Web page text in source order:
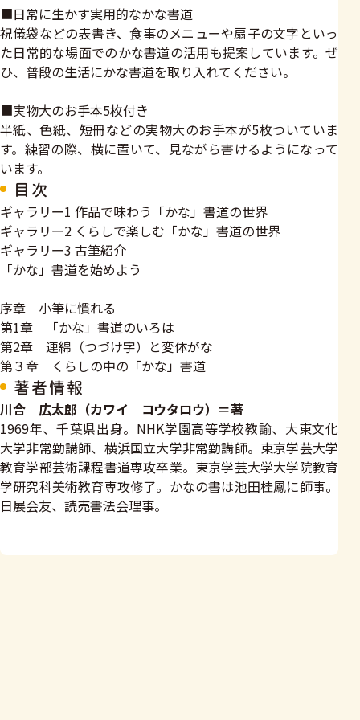
■日常に生かす実用的なかな書道
祝儀袋などの表書き、食事のメニューや扇子の文字といっ
た日常的な場面でのかな書道の活用も提案しています。ぜ
ひ、普段の生活にかな書道を取り入れてください。
■実物大のお手本5枚付き
半紙、色紙、短冊などの実物大のお手本が5枚ついていま
す。練習の際、横に置いて、見ながら書けるようになって
います。
目次
ギャラリー1 作品で味わう「かな」書道の世界
ギャラリー2 くらしで楽しむ「かな」書道の世界
ギャラリー3 古筆紹介
「かな」書道を始めよう
序章 小筆に慣れる
第1章 「かな」書道のいろは
第2章 連綿（つづけ字）と変体がな
第３章 くらしの中の「かな」書道
著者情報
川合 広太郎（カワイ コウタロウ）＝著
1969年、千葉県出身。NHK学園高等学校教諭、大東文化
大学非常勤講師、横浜国立大学非常勤講師。東京学芸大学
教育学部芸術課程書道専攻卒業。東京学芸大学大学院教育
学研究科美術教育専攻修了。かなの書は池田桂鳳に師事。
日展会友、読売書法会理事。